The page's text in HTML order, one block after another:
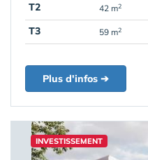
T2 42 m2
T3
59 m2
Plus d'infos ➔
INVESTISSEMENT